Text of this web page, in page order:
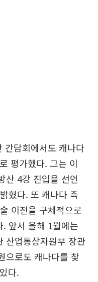
간담회에서도 캐나다
평가했다. 그는 이
산 4강 진입을 선언
혔다. 또 캐나다 측
이전을 구체적으로
앞서 올해 1월에는
산업통상자원부 장관
으로도 캐나다를 찾
다.